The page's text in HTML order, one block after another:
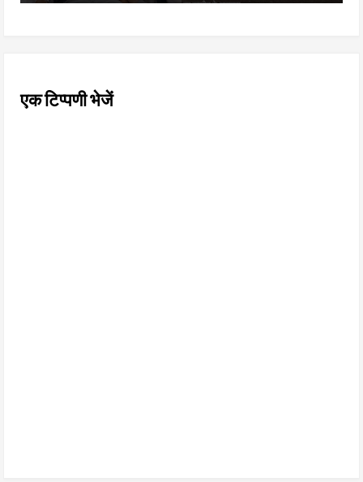
एक टिप्पणी भेजें